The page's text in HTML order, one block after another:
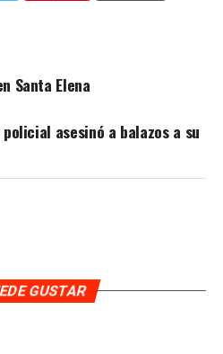
Santa Elena
asesinó a balazos a su
GUSTAR